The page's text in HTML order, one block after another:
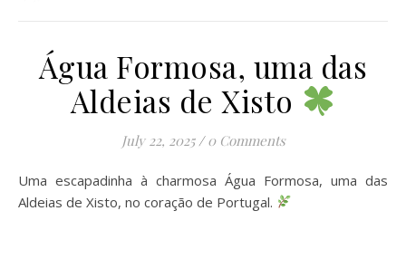
Água Formosa, uma das
Aldeias de Xisto
July 22, 2025 / 0 Comments
Uma escapadinha à charmosa Água Formosa, uma das
Aldeias de Xisto, no coração de Portugal.